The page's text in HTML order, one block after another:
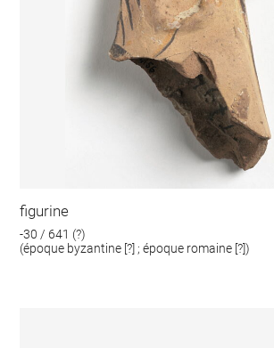
figurine
-30 / 641 (?)
(époque byzantine [?] ; époque romaine [?])